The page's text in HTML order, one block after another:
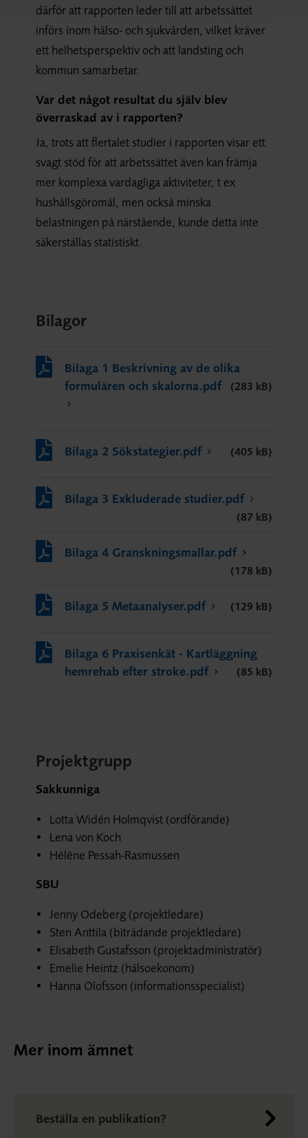
därför att rapporten leder till att arbetssättet
införs inom hälso- och sjukvården, vilket kräver
ett helhetsperspektiv och att landsting och
kommun samarbetar.
Var det något resultat du själv blev
överraskad av i rapporten?
Ja, trots att flertalet studier i rapporten visar ett
svagt stöd för att arbetssättet även kan främja
mer komplexa vardagliga aktiviteter, t ex
hushållsgöromål, men också minska
belastningen på närstående, kunde detta inte
säkerställas statistiskt.
Bilagor
Bilaga 1 Beskrivning av de olika
formulären och skalorna.pdf
(283 kB)
Bilaga 2 Sökstategier.pdf (405 kB)
Bilaga 3 Exkluderade studier.pdf
(87 kB)
Bilaga 4 Granskningsmallar.pdf
(178 kB)
Bilaga 5 Metaanalyser.pdf (129 kB)
Bilaga 6 Praxisenkät - Kartläggning
hemrehab efter stroke.pdf
(85 kB)
Projektgrupp
Sakkunniga
Lotta Widén Holmqvist (ordförande)
Lena von Koch
Hélène Pessah-Rasmussen
SBU
Jenny Odeberg (projektledare)
Sten Anttila (biträdande projektledare)
Elisabeth Gustafsson (projektadministratör)
Emelie Heintz (hälsoekonom)
Hanna Olofsson (informationsspecialist)
Mer inom ämnet
Beställa en publikation?